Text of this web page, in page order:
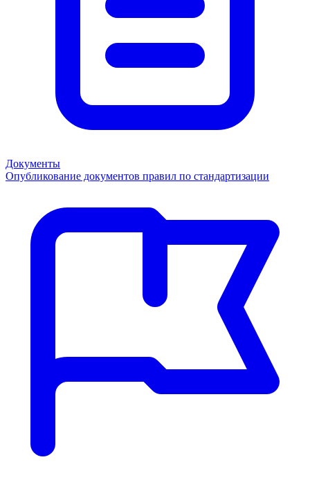
Документы
Опубликование документов правил по стандартизации